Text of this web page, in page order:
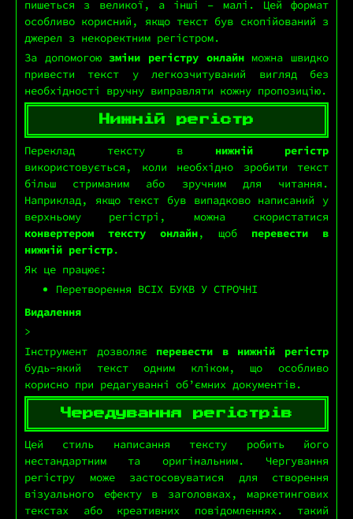
пишеться з великої, а інші – малі. Цей формат
особливо корисний, якщо текст був скопійований з
джерел з некоректним регістром.
За допомогою зміни регістру онлайнможна швидко
привести текст у легкозчитуваний вигляд без
необхідності вручну виправляти кожну пропозицію.
Нижній регістр
Переклад тексту в нижній регістр
використовується, коли необхідно зробити текст
більш стриманим або зручним для читання.
Наприклад, якщо текст був випадково написаний у
верхньому регістрі, можна скористатися
конвертером тексту онлайн, щоб перевести в
нижній регістр.
Як це працює:
Перетворення ВСІХ БУКВ У СТРОЧНІ
Видалення
>
Інструмент дозволяє перевести в нижній регістр
будь-який текст одним кліком, що особливо
корисно при редагуванні об’ємних документів.
Чередування регістрів
Цей стиль написання тексту робить його
нестандартним та оригінальним. Чергування
регістру може застосовуватися для створення
візуального ефекту в заголовках, маркетингових
текстах або креативних повідомленнях. такий